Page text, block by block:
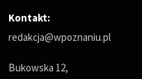
Kontakt:
redakcja@wpoznaniu.pl
Bukowska 12,